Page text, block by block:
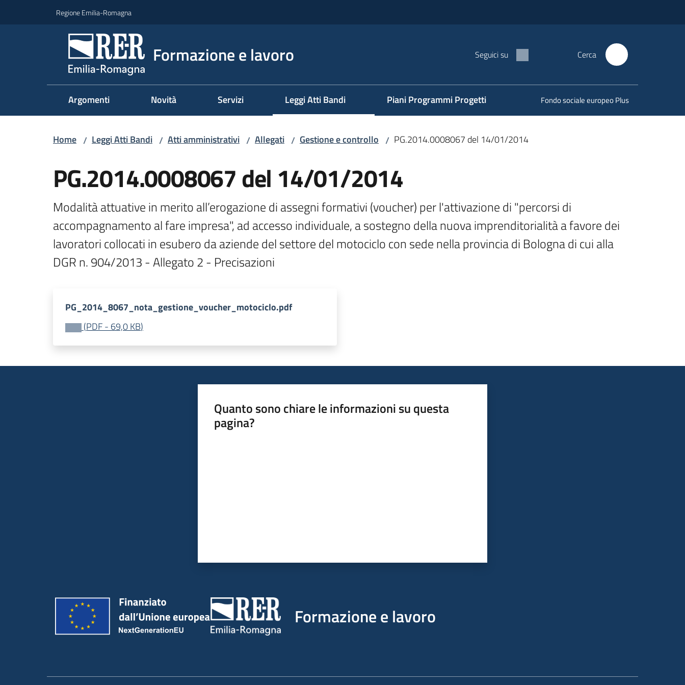
Regione Emilia-Romagna
Formazione e lavoro Seguici su Cerca
Argomenti Novità Servizi Leggi Atti Bandi Piani Programmi Progetti Fondo sociale europeo Plus
Home / Leggi Atti Bandi / Atti amministrativi / Allegati / Gestione e controllo / PG.2014.0008067 del 14/01/2014
PG.2014.0008067 del 14/01/2014
Modalità attuative in merito all’erogazione di assegni formativi (voucher) per l'attivazione di "percorsi di
accompagnamento al fare impresa", ad accesso individuale, a sostegno della nuova imprenditorialità a favore dei
lavoratori collocati in esubero da aziende del settore del motociclo con sede nella provincia di Bologna di cui alla
DGR n. 904/2013 - Allegato 2 - Precisazioni
PG_2014_8067_nota_gestione_voucher_motociclo.pdf
(PDF- 69,0 KB)
Quanto sono chiare le informazioni su questa
pagina?
Formazione e lavoro